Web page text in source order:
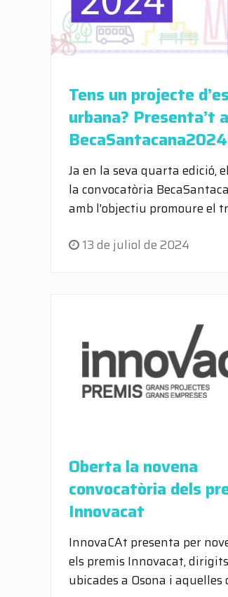
Tens un projecte
urbana? Presenta’t
Ja en la seva quarta edició,
la convocatòria
amb l'objectiu promoure el
13 de juliol de 2024
Oberta la novena
convocatòria dels
Innovacat
InnovaCAt presenta per
els premis Innovacat,
ubicades a Osona i